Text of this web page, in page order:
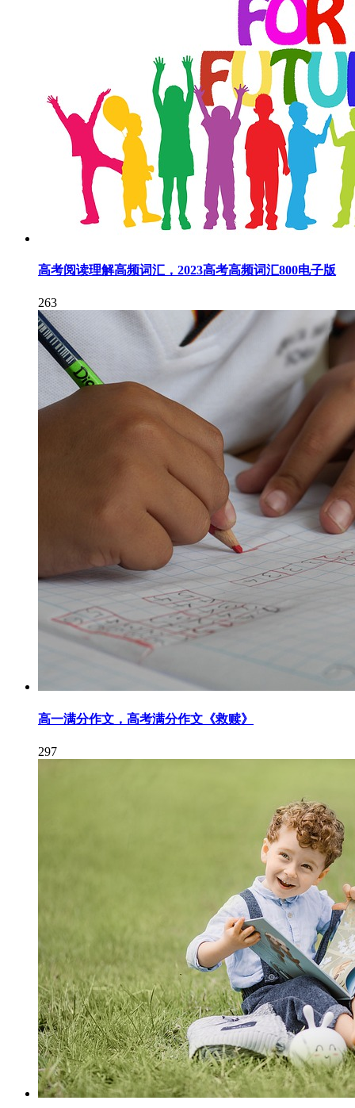
高考阅读理解高频词汇，2023高考高频词汇800电子版
263
高一满分作文，高考满分作文《救赎》
297